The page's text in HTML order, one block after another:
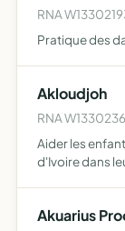
RNA
Pratique des
Akloudjoh
RNA
Aider les
d'Ivoire dans
Akuarius